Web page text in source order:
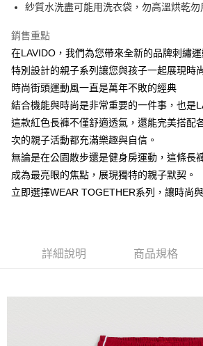
法說明評估內容。
1.分期款項不併入電信帳單，「大哥付你分期」於
醒簡訊。
2.透過簡訊連結打開帳單後，可選擇「超商條碼／
帳／街口支付／iPASS MONEY」等通路繳費。
【注意事項】
用戶於交易時，得透過本服務購買商品或服務，並
買賣價金債權讓與本公司後，依約使用本公司帳單
2.基於同意付款使用「大哥付你分期」之契約關係
資料（包含姓名、電話或地址）提供予台灣大哥
由本公司與您本人進行分期帳單所需資料之確認、
3.完整用戶服務條款，請詳閱以下連結：https://
7-11取貨付款
每筆NT$60，滿NT$1,500(含以上)免運費
每筆NT$60，滿NT$1,500(含以上)免運費
宅配
每筆NT$100，滿NT$3,000(含以上)免運費
紗質水洗盡可能用洗衣袋，勿高溫烘乾勿
銷售重點
在LAVIDO，我們為您帶來全新的品牌刺繡
特別設計的親子系列讓您與孩子一起展現時
時尚街頭運動風一直是萬年不敗的經典
結合機能與時尚是非常重要的一件事，也是
這款紅色長褲不僅舒適透氣，還能完美搭配
次的親子活動都充滿樂趣與自信。
無論是在公園散步還是健身房運動，這條長
成為最亮眼的焦點，展現獨特的親子默契。
立即選擇WEAR TOGETHER系列，讓時尚
詳細說明 商品規格